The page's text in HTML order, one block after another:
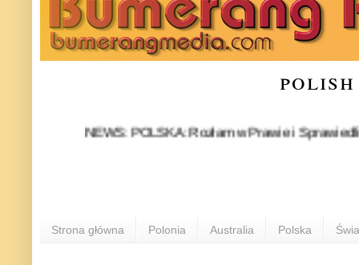
NEWS: POLSKA: Rozłam w Prawie i
Strona główna Polonia Australia Polska